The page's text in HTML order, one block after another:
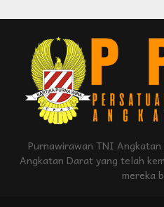
Purnawirawan TNI
Angkatan Darat yang telah
mereka